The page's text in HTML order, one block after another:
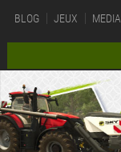
BLOG JEUX MEDIA